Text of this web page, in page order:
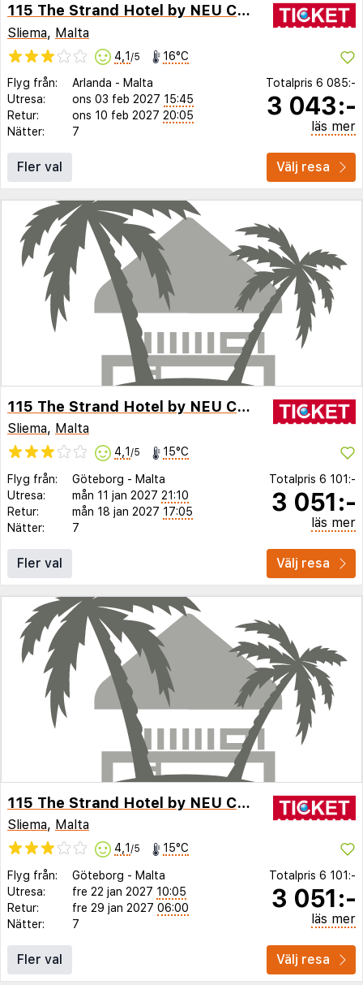
115 The Strand Hotel by NEU Collective
Sliema, Malta
4,1 /5 16°C
Flyg från: Arlanda - Malta
Utresa:
ons 03 feb 2027 15:45
Retur:
ons 10 feb 2027 20:05
Nätter:
7
Totalpris 6 085:-
3 043:-
läs mer
Fler val Välj resa
115 The Strand Hotel by NEU Collective
Sliema, Malta
4,1 /5 15°C
Flyg från: Göteborg - Malta
Utresa:
mån 11 jan 2027 21:10
Retur:
mån 18 jan 2027 17:05
Nätter:
7
Totalpris 6 101:-
3 051:-
läs mer
Fler val Välj resa
115 The Strand Hotel by NEU Collective
Sliema, Malta
4,1 /5 15°C
Flyg från: Göteborg - Malta
Utresa:
fre 22 jan 2027 10:05
Retur:
fre 29 jan 2027 06:00
Nätter:
7
Totalpris 6 101:-
3 051:-
läs mer
Fler val Välj resa